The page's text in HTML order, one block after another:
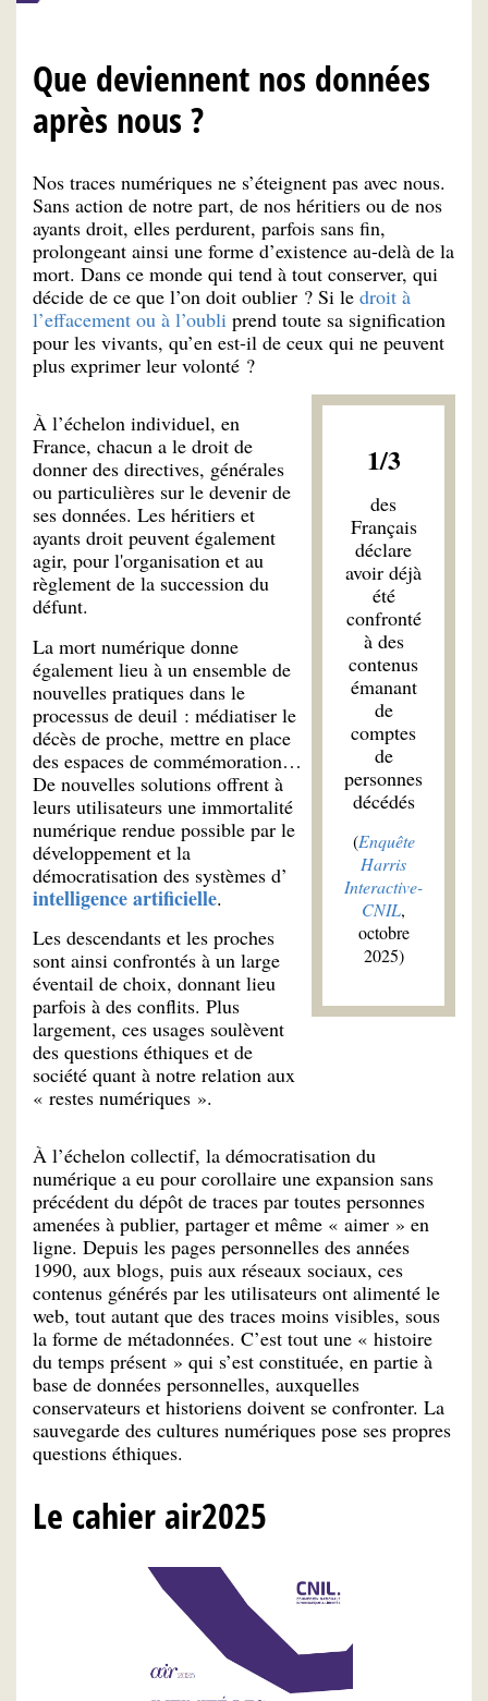
Que deviennent nos données
après nous ?
Nos traces numériques ne s’éteignent pas avec nous.
Sans action de notre part, de nos héritiers ou de nos
ayants droit, elles perdurent, parfois sans fin,
prolongeant ainsi une forme d’existence au-delà de la
mort. Dans ce monde qui tend à tout conserver, qui
décide de ce que l’on doit oublier ? Si le droit à
l’effacement ou à l’oubli prend toute sa signification
pour les vivants, qu’en est-il de ceux qui ne peuvent
plus exprimer leur volonté ?
À l’échelon individuel, en
France, chacun a le droit de
donner des directives, générales
ou particulières sur le devenir de
ses données. Les héritiers et
ayants droit peuvent également
agir, pour l'organisation et au
règlement de la succession du
défunt.
La mort numérique donne
également lieu à un ensemble de
nouvelles pratiques dans le
processus de deuil : médiatiser le
décès de proche, mettre en place
des espaces de commémoration…
De nouvelles solutions offrent à
leurs utilisateurs une immortalité
numérique rendue possible par le
développement et la
démocratisation des systèmes d’
intelligence artificielle.
Les descendants et les proches
sont ainsi confrontés à un large
éventail de choix, donnant lieu
parfois à des conflits. Plus
largement, ces usages soulèvent
des questions éthiques et de
société quant à notre relation aux
« restes numériques ».
1/3
des
Français
déclare
avoir déjà
été
confronté
à des
contenus
émanant
de
comptes
de
personnes
décédés
(Enquête
Harris
Interactive-
CNIL,
octobre
2025)
À l’échelon collectif, la démocratisation du
numérique a eu pour corollaire une expansion sans
précédent du dépôt de traces par toutes personnes
amenées à publier, partager et même « aimer » en
ligne. Depuis les pages personnelles des années
1990, aux blogs, puis aux réseaux sociaux, ces
contenus générés par les utilisateurs ont alimenté le
web, tout autant que des traces moins visibles, sous
la forme de métadonnées. C’est tout une « histoire
du temps présent » qui s’est constituée, en partie à
base de données personnelles, auxquelles
conservateurs et historiens doivent se confronter. La
sauvegarde des cultures numériques pose ses propres
questions éthiques.
Le cahier air2025